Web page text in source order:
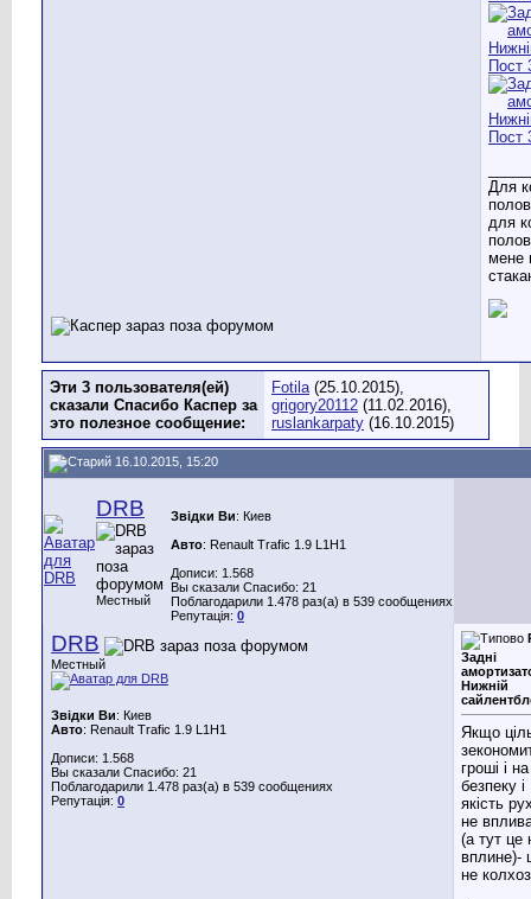
Для
для
мене
Эти 3 пользователя(ей)
сказали Спасибо Каспер за
это полезное сообщение:
Fotila (25.10.2015),
grigory20112 (11.02.2016),
ruslankarpaty (16.10.2015)
16.10.2015, 15:20
DRB
Местный
Звідки Ви: Киев
Авто: Renault Trafic 1.9 L1H1
Дописи: 1.568
Вы сказали Спасибо: 21
Поблагодарили 1.478 раз(а) в 539 сообщениях
Репутація: 0
DRB
Местный
Звідки Ви: Киев
Авто: Renault Trafic 1.9 L1H1
Дописи: 1.568
Вы сказали Спасибо: 21
Поблагодарили 1.478 раз(а) в 539 сообщениях
Репутація: 0
Задні
Нижній
Якщо
гроші і на
безпеку і
якість
не
(а тут це
вплине)-
не